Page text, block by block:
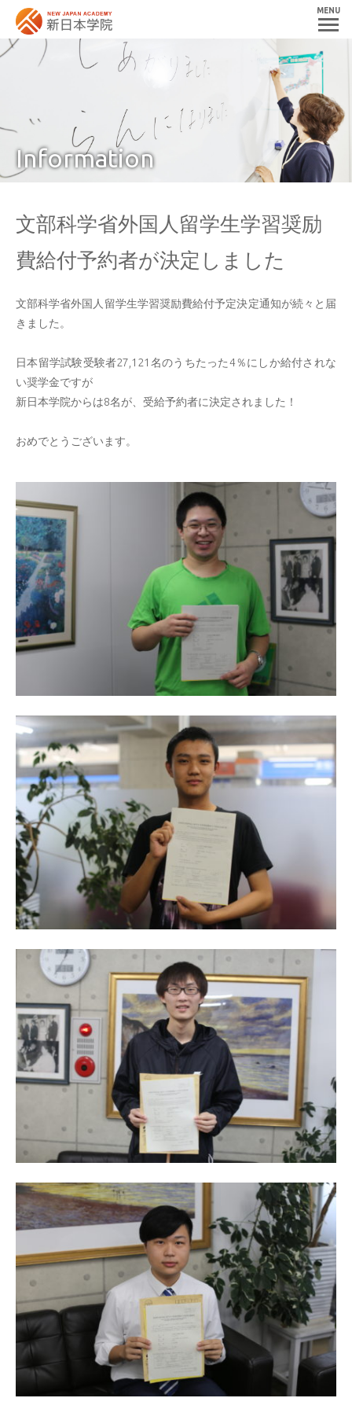
MENU
Information
文部科学省外国人留学生学習奨励
費給付予約者が決定しました
文部科学省外国人留学生学習奨励費給付予定決定通知が続々と届
きました。
日本留学試験受験者27,121名のうちたった4％にしか給付されな
い奨学金ですが
新日本学院からは8名が、受給予約者に決定されました！
おめでとうございます。